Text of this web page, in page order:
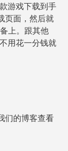
游戏下载到手
页面，然后就
上。跟其他
用花一分钱就
们的博客查看